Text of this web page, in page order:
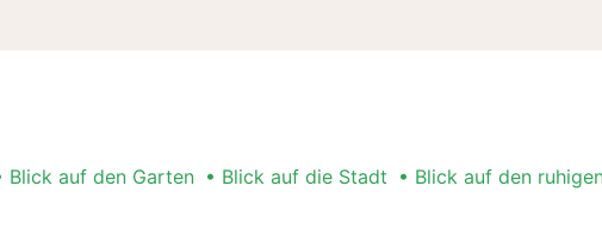
Blick auf den Garten Blick auf die Stadt Blick auf den